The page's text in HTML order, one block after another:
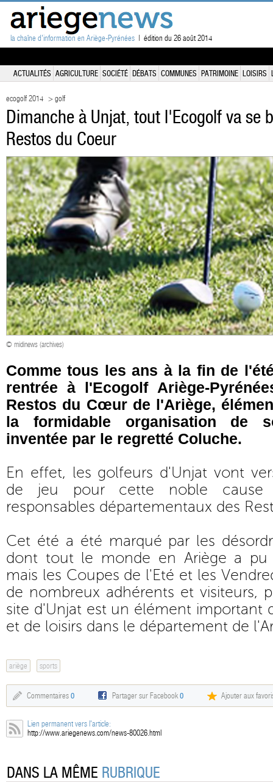
la chaîne d'information en Ariège-Pyrénées | édition du 26 août 2014
ACTUALITÉS AGRICULTURE SOCIÉTÉ DÉBATS COMMUNES PATRIMOINE LOISIRS
ecogolf 2014 > golf
Dimanche à Unjat, tout l'Ecogolf va se
Restos du Coeur
© midinews (archives)
Comme tous les ans à la fin de
rentrée à l'Ecogolf Ariège-
Restos du Cœur de l'Ariège,
la formidable organisation de
inventée par le regretté Coluche.
En effet, les golfeurs d'Unjat vont
de jeu pour cette noble cause
responsables départementaux des
Cet été a été marqué par les
dont tout le monde en Ariège a pu
mais les Coupes de l'Eté et les
de nombreux adhérents et visiteurs,
site d'Unjat est un élément important
et de loisirs dans le département de
ariège sports
Commentaires 0 Partager sur Facebook0 Ajouter aux
Lien permanent vers l'article:
http://www.ariegenews.com/news-80026.html
DANS LA MÊME RUBRIQUE